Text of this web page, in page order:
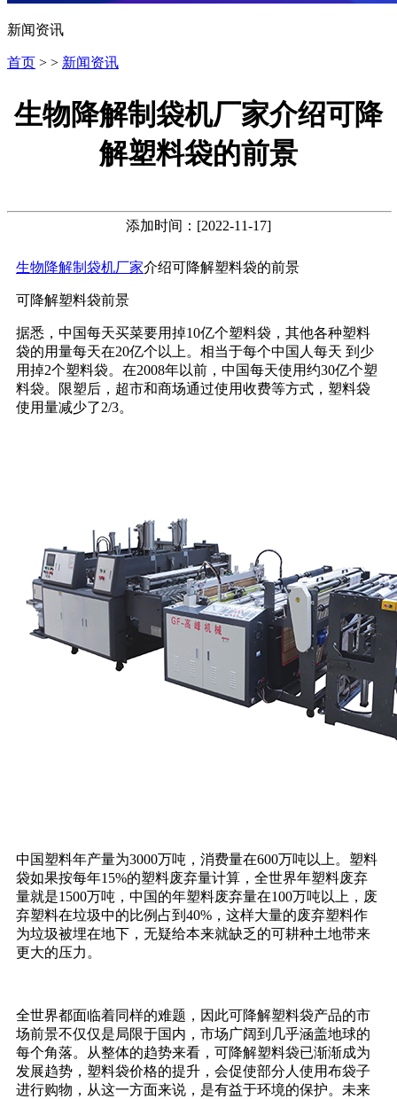
新闻资讯
首页 > > 新闻资讯
生物降解制袋机厂家介绍可降
解塑料袋的前景
添加时间：[2022-11-17]
生物降解制袋机厂家介绍可降解塑料袋的前景
可降解塑料袋前景
据悉，中国每天买菜要用掉10亿个塑料袋，其他各种塑料
袋的用量每天在20亿个以上。相当于每个中国人每天 到少
用掉2个塑料袋。在2008年以前，中国每天使用约30亿个塑
料袋。限塑后，超市和商场通过使用收费等方式，塑料袋
使用量减少了2/3。
中国塑料年产量为3000万吨，消费量在600万吨以上。塑料
袋如果按每年15%的塑料废弃量计算，全世界年塑料废弃
量就是1500万吨，中国的年塑料废弃量在100万吨以上，废
弃塑料在垃圾中的比例占到40%，这样大量的废弃塑料作
为垃圾被埋在地下，无疑给本来就缺乏的可耕种土地带来
更大的压力。
全世界都面临着同样的难题，因此可降解塑料袋产品的市
场前景不仅仅是局限于国内，市场广阔到几乎涵盖地球的
每个角落。从整体的趋势来看，可降解塑料袋已渐渐成为
发展趋势，塑料袋价格的提升，会促使部分人使用布袋子
进行购物，从这一方面来说，是有益于环境的保护。未来